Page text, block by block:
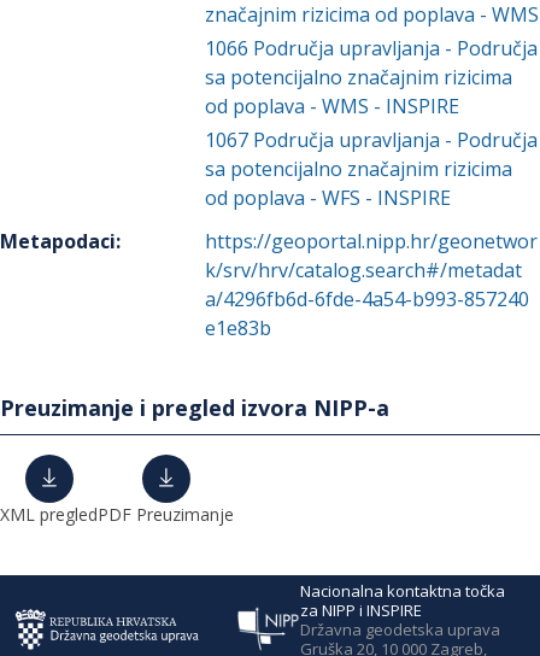
značajnim rizicima od poplava - WMS
1066 Područja upravljanja - Područja
sa potencijalno značajnim rizicima
od poplava - WMS - INSPIRE
1067 Područja upravljanja - Područja
sa potencijalno značajnim rizicima
od poplava - WFS - INSPIRE
Metapodaci:
https://geoportal.nipp.hr/geonetwor
k/srv/hrv/catalog.search#/metadat
a/4296fb6d-6fde-4a54-b993-857240
e1e83b
Preuzimanje i pregled izvora NIPP-a
XML pregledPDF Preuzimanje
Nacionalna kontaktna točka
za NIPP i INSPIRE
Državna geodetska uprava
Gruška 20, 10 000 Zagreb,